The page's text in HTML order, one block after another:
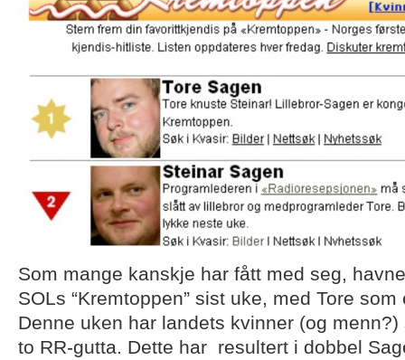
Som mange kanskje har fått med seg,
SOLs “Kremtoppen” sist uke, med Tore
Denne uken har landets kvinner (og
to RR-gutta. Dette har resultert i dobbel